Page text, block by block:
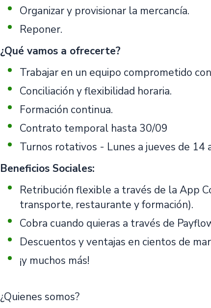
Organizar y provisionar la mercancía.
Reponer.
¿Qué vamos a ofrecerte?
Trabajar en un equipo comprometido
Conciliación y flexibilidad horaria.
Formación continua.
Contrato temporal hasta 30/09
Turnos rotativos - Lunes a jueves de 14
Beneficios Sociales:
Retribución flexible a través de la App
transporte, restaurante y formación).
Cobra cuando quieras a través de
Descuentos y ventajas en cientos de
¡y muchos más!
¿Quienes somos?